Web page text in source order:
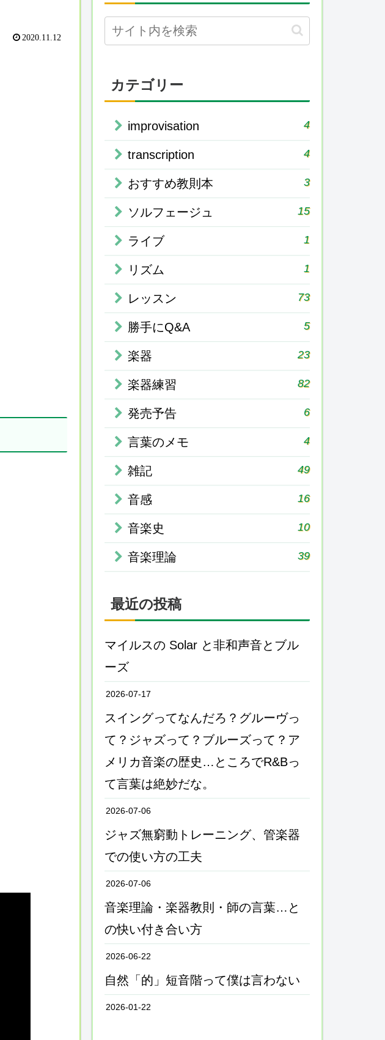
2020.11.12
カテゴリー
improvisation 4
transcription 4
おすすめ教則本 3
ソルフェージュ 15
ライブ 1
リズム 1
レッスン 73
勝手にQ&A 5
楽器 23
楽器練習 82
発売予告 6
言葉のメモ 4
雑記 49
音感 16
音楽史 10
音楽理論 39
最近の投稿
マイルスの Solar と非和声音とブル
ーズ
2026-07-17
スイングってなんだろ？グルーヴっ
て？ジャズって？ブルーズって？ア
メリカ音楽の歴史…ところでR&Bっ
て言葉は絶妙だな。
2026-07-06
ジャズ無窮動トレーニング、管楽器
での使い方の工夫
2026-07-06
音楽理論・楽器教則・師の言葉…と
の快い付き合い方
2026-06-22
自然「的」短音階って僕は言わない
2026-01-22